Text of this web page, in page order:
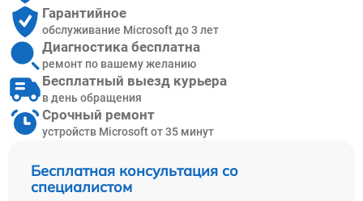
Бесплатная консультация со
специалистом
Гарантийное
обслуживание Microsoft до 3 лет
Диагностика бесплатна
ремонт по вашему желанию
Бесплатный выезд курьера
в день обращения
Срочный ремонт
устройств Microsoft от 35 минут